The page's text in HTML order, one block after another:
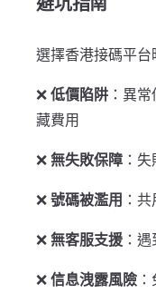
選擇香港接碼平台
❌低價陷阱 ：異
藏費用
❌無失敗保障 ：
❌號碼被濫用 ：
❌無客服支援 ：
❌信息洩露風險